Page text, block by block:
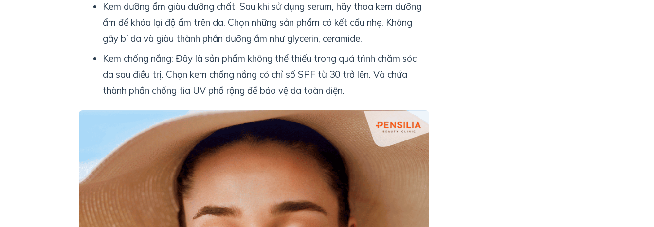
Kem dưỡng ẩm giàu dưỡng chất: Sau khi sử dụng serum, hãy thoa kem dưỡng
ẩm để khóa lại độ ẩm trên da. Chọn những sản phẩm có kết cấu nhẹ. Không
gây bí da và giàu thành phần dưỡng ẩm như glycerin, ceramide.
Kem chống nắng: Đây là sản phẩm không thể thiếu trong quá trình chăm sóc
da sau điều trị. Chọn kem chống nắng có chỉ số SPF từ 30 trở lên. Và chứa
thành phần chống tia UV phổ rộng để bảo vệ da toàn diện.